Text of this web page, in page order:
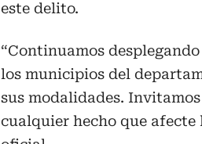
este delito.
“Continuamos
los municipios del
sus modalidades.
cualquier hecho que